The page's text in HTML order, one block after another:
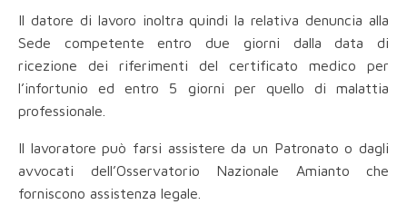
Il datore di lavoro inoltra quindi la relativa denuncia alla
Sede competente entro due giorni dalla data di
ricezione dei riferimenti del certificato medico per
l’infortunio ed entro 5 giorni per quello di malattia
professionale.
Il lavoratore può farsi assistere da un Patronato o dagli
avvocati dell’Osservatorio Nazionale Amianto che
forniscono assistenza legale.